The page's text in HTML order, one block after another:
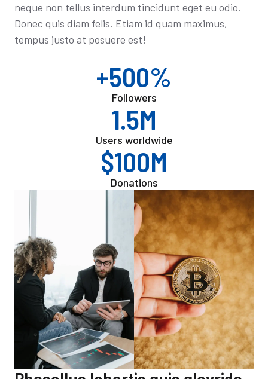
neque non tellus interdum tincidunt eget eu odio.
Donec quis diam felis. Etiam id quam maximus,
tempus justo at posuere est!
+500%
Followers
1.5M
Users worldwide
$100M
Donations